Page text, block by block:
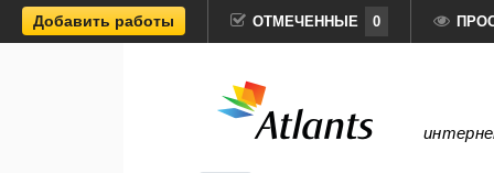
Добавить работы ОТМЕЧЕННЫЕ 0